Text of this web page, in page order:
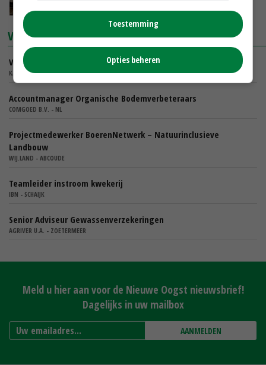
VACATURES
Verkoper Binnendienst Glastuinbouw
KARO BV - ZWAAGDIJK, NOORD-HOLLAND,
Accountmanager Organische Bodemverbeteraars
COMGOED B.V. - NL
Projectmedewerker BoerenNetwerk – Natuurinclusieve
Landbouw
WIJ.LAND - ABCOUDE
Teamleider instroom kwekerij
IBN - SCHAIJK
Senior Adviseur Gewassenverzekeringen
AGRIVER U.A. - ZOETERMEER
Meld u hier aan voor de Nieuwe Oogst nieuwsbrief!
Dagelijks in uw mailbox
AANMELDEN
Toestemming
Opties beheren